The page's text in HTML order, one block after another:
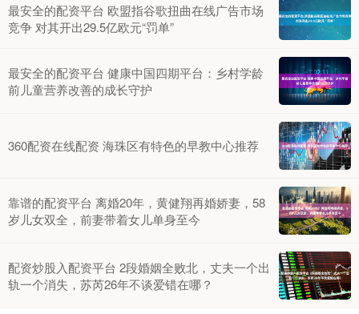
最安全的配资平台 欧盟指谷歌扭曲在线广告市场
竞争 对其开出29.5亿欧元“罚单”
最安全的配资平台 健康中国四期平台：乡村学龄
前儿童营养改善的成长守护
360配资在线配资 海珠区有特色的早教中心推荐
靠谱的配资平台 离婚20年，黄健翔再婚娇妻，58
岁儿女双全，前妻带着女儿单身至今
配资炒股入配资平台 2段婚姻全败北，丈夫一个出
轨一个消失，苏芮26年不谈爱错在哪？